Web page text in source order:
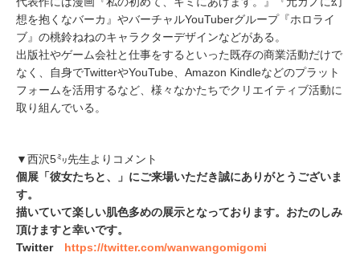
想を抱くなバーカ』やバーチャルYouTuberグループ『ホロライ
ブ』の桃鈴ねねのキャラクターデザインなどがある。
出版社やゲーム会社と仕事をするといった既存の商業活動だけで
なく、自身でTwitterやYouTube、Amazon Kindleなどのプラット
フォームを活用するなど、様々なかたちでクリエイティブ活動に
取り組んでいる。
▼西沢5㍉先生よりコメント
個展「彼女たちと、」にご来場いただき誠にありがとうございま
す。
描いていて楽しい肌色多めの展示となっております。おたのしみ
頂けますと幸いです。
Twitter https://twitter.com/wanwangomigomi